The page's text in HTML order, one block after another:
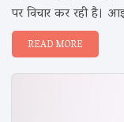
पर विचार कर रही है।
READ MORE